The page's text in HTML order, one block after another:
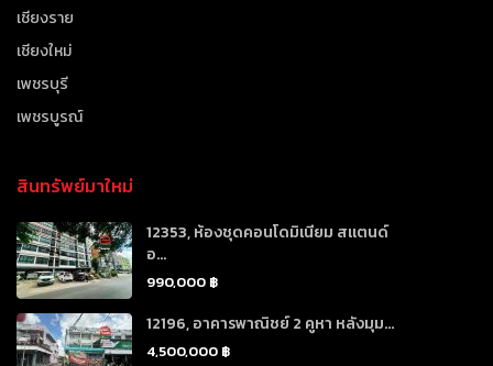
เชียงราย
เชียงใหม่
เพชรบุรี
เพชรบูรณ์
สินทรัพย์มาใหม่
12353, ห้องชุดคอนโดมิเนียม สแตนด์
อ...
990,000 ฿
12196, อาคารพาณิชย์ 2 คูหา หลังมุม...
4,500,000 ฿